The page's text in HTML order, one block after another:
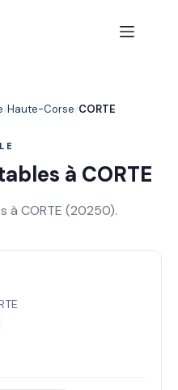
Haute-Corse CORTE
à CORTE
à CORTE (20250).